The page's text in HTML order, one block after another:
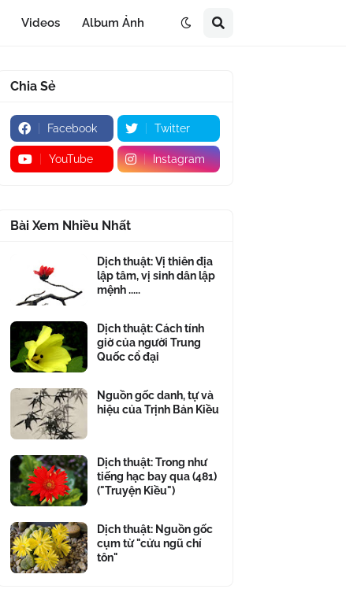
Videos Album Ảnh
Chia Sẻ
Facebook Twitter
YouTube Instagram
Bài Xem Nhiều Nhất
Dịch thuật: Vị thiên địa
lập tâm, vị sinh dân lập
mệnh .....
Dịch thuật: Cách tính
giờ của người Trung
Quốc cổ đại
Nguồn gốc danh, tự và
hiệu của Trịnh Bản Kiều
Dịch thuật: Trong như
tiếng hạc bay qua (481)
("Truyện Kiều")
Dịch thuật: Nguồn gốc
cụm từ "cửu ngũ chí
tôn"